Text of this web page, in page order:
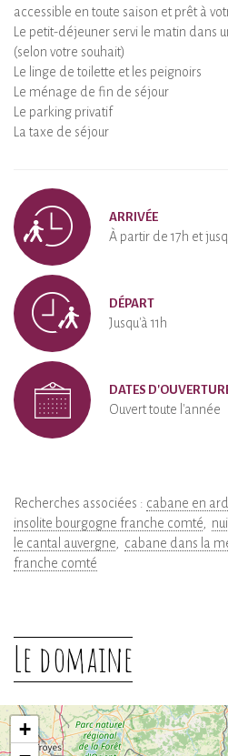
accessible en toute saison et prêt à
Le petit-déjeuner servi le matin dans
(selon votre souhait)
Le linge de toilette et les peignoirs
Le ménage de fin de séjour
Le parking privatif
La taxe de séjour
ARRIVÉE
À partir de 17h et
DÉPART
Jusqu'à 11h
DATES
Ouvert toute l'année
Recherches associées : cabane en
insolite bourgogne franche comté
le cantal auvergne
cabane dans la
franche comté
Le domaine
+